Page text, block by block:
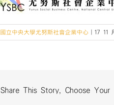
國立中央大學尤努斯社會企業中心 17 11
Share This Story, Choose Your